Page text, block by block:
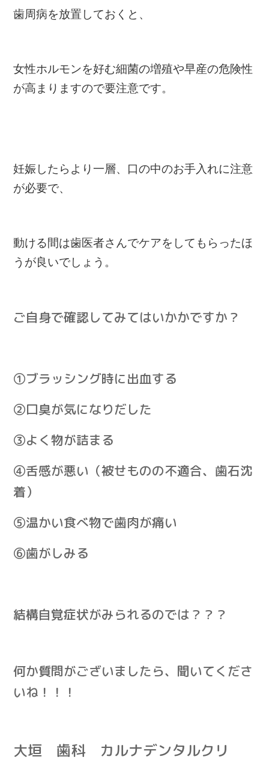
歯周病を放置しておくと、
女性ホルモンを好む細菌の増殖や早産の危険性
が高まりますので要注意です。
妊娠したらより一層、口の中のお手入れに注意
が必要で、
動ける間は歯医者さんでケアをしてもらったほ
うが良いでしょう。
ご自身で確認してみてはいかかですか？
①ブラッシング時に出血する
②口臭が気になりだした
③よく物が詰まる
④舌感が悪い（被せものの不適合、歯石沈
着）
⑤温かい食べ物で歯肉が痛い
⑥歯がしみる
結構自覚症状がみられるのでは？？？
何か質問がございましたら、聞いてくださ
いね！！！
大垣 歯科 カルナデンタルクリ